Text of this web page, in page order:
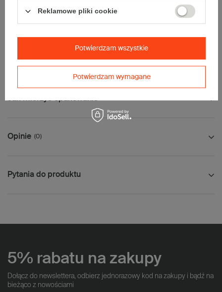
Uwaga- w zakładce Dostawa i płatności, proszę wybrać kuriera
Palet nie wysyłamy serwisem DPD.
Jak mierzyć opakowanie
Opinie (0)
Pytania do produktu
5% rabatu na zakupy
Dołącz do newslettera, odbierz jednorazowy kod na zakupy i bądź na
bieżąco z nowościami
Reklamowe pliki cookie
Potwierdzam wymagane
Potwierdzam wszystkie